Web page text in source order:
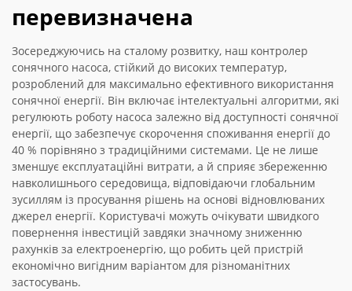
перевизначена
Зосереджуючись на сталому розвитку, наш контролер
сонячного насоса, стійкий до високих температур,
розроблений для максимально ефективного використання
сонячної енергії. Він включає інтелектуальні алгоритми, які
регулюють роботу насоса залежно від доступності сонячної
енергії, що забезпечує скорочення споживання енергії до
40 % порівняно з традиційними системами. Це не лише
зменшує експлуатаційні витрати, а й сприяє збереженню
навколишнього середовища, відповідаючи глобальним
зусиллям із просування рішень на основі відновлюваних
джерел енергії. Користувачі можуть очікувати швидкого
повернення інвестицій завдяки значному зниженню
рахунків за електроенергію, що робить цей пристрій
економічно вигідним варіантом для різноманітних
застосувань.